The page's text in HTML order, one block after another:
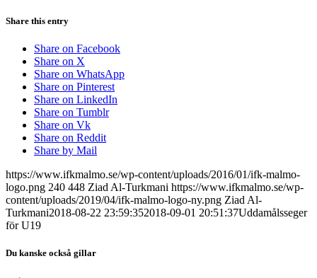
Share this entry
Share on Facebook
Share on X
Share on WhatsApp
Share on Pinterest
Share on LinkedIn
Share on Tumblr
Share on Vk
Share on Reddit
Share by Mail
https://www.ifkmalmo.se/wp-content/uploads/2016/01/ifk-malmo-
logo.png 240 448 Ziad Al-Turkmani https://www.ifkmalmo.se/wp-
content/uploads/2019/04/ifk-malmo-logo-ny.png Ziad Al-
Turkmani2018-08-22 23:59:352018-09-01 20:51:37Uddamålsseger
för U19
Du kanske också gillar